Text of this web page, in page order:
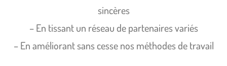
sincères
– En tissant un réseau de partenaires variés
– En améliorant sans cesse nos méthodes de travail